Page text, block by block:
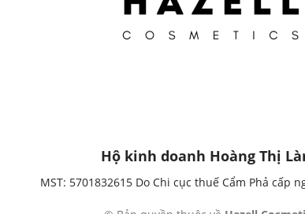
Hộ kinh doanh Hoàng Thị
MST: 5701832615 Do Chi cục thuế Cẩm Phả cấp